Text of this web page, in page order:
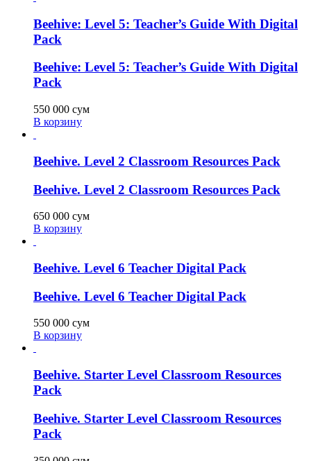
Beehive: Level 5: Teacher’s Guide With Digital
Pack
Beehive: Level 5: Teacher’s Guide With Digital
Pack
550 000 сум
В корзину
Beehive. Level 2 Classroom Resources Pack
Beehive. Level 2 Classroom Resources Pack
650 000 сум
В корзину
Beehive. Level 6 Teacher Digital Pack
Beehive. Level 6 Teacher Digital Pack
550 000 сум
В корзину
Beehive. Starter Level Classroom Resources
Pack
Beehive. Starter Level Classroom Resources
Pack